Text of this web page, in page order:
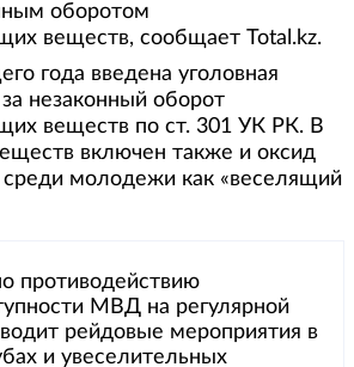
оборотом
веществ, сообщает Total.kz.
года введена уголовная
незаконный оборот
веществ по ст. 301 УК РК. В
включен также и оксид
среди молодежи как «веселящий
противодействию
МВД на регулярной
рейдовые мероприятия в
и увеселительных